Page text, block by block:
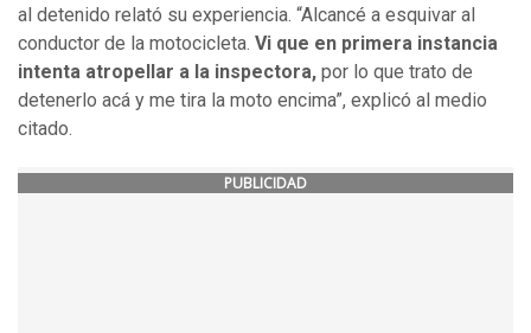
al detenido relató su experiencia. “Alcancé a esquivar al
conductor de la motocicleta. Vi que en primera instancia
intenta atropellar a la inspectora, por lo que trato de
detenerlo acá y me tira la moto encima”, explicó al medio
citado.
PUBLICIDAD